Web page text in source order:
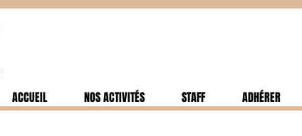
ACCUEIL NOS ACTIVITÉS STAFF ADHÉRER